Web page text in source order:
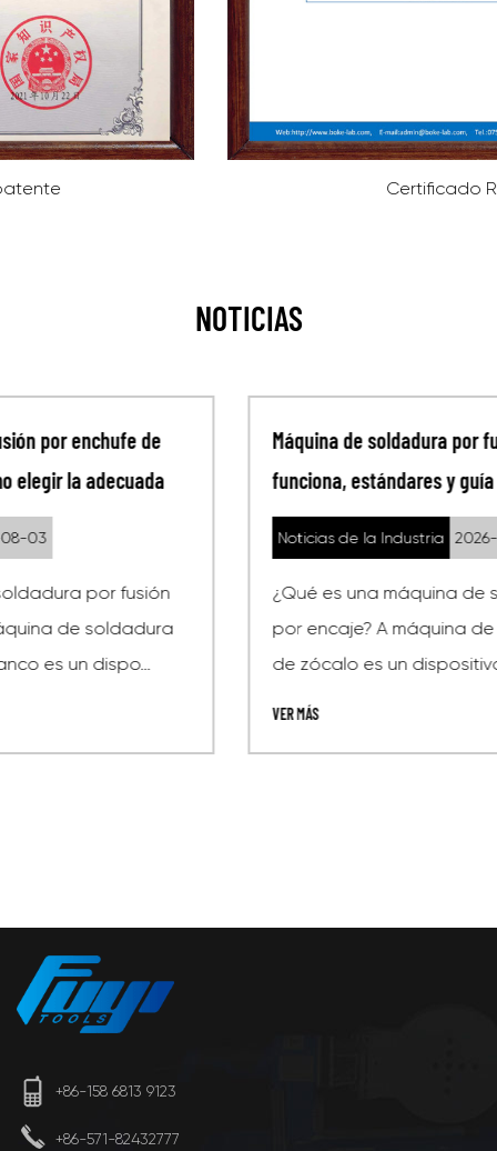
NOTICIAS
Máquina de soldadura por fusión por encaje: cómo
funciona, estándares y guía de compra
2026-07-27
¿Qué es una máquina de soldadura por fusión
por encaje? A máquina de soldadura por fusión
de zócalo es un dispositivo de calenta...
+86-158 6813 9123
+86-571-82432777